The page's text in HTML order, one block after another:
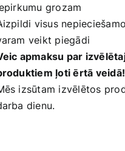
grozam
visus
veikt piegādi
apmaksu par
ļoti ērtā veidā!
izsūtam izvēlētos
dienu.